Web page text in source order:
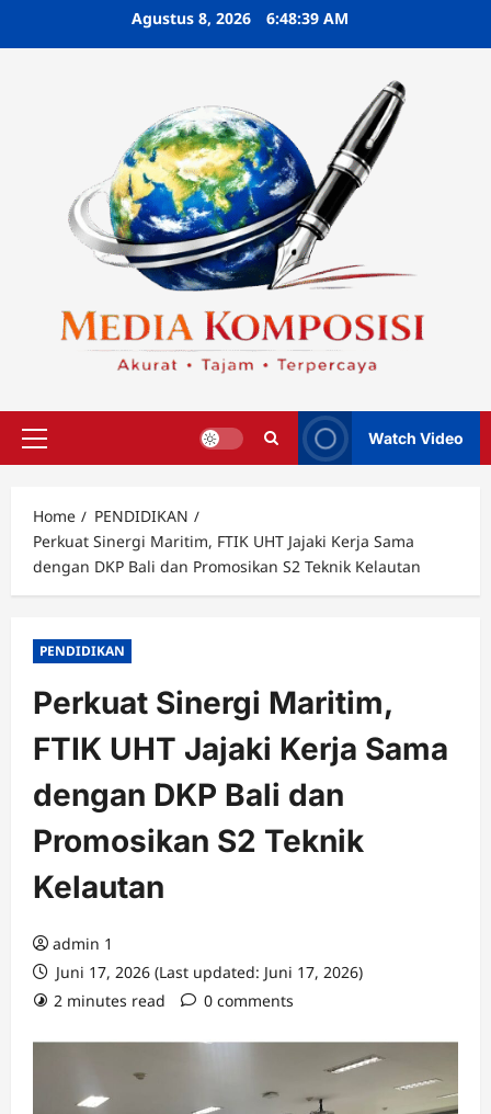
Agustus 8, 2026 6:48:40 AM
Primary
Watch Video
Home
PENDIDIKAN
Perkuat Sinergi Maritim, FTIK UHT Jajaki Kerja Sama
dengan DKP Bali dan Promosikan S2 Teknik Kelautan
PENDIDIKAN
Perkuat Sinergi Maritim,
FTIK UHT Jajaki Kerja Sama
dengan DKP Bali dan
Promosikan S2 Teknik
Kelautan
admin 1
Juni 17, 2026 (Last updated: Juni 17, 2026)
2 minutes read
0 comments